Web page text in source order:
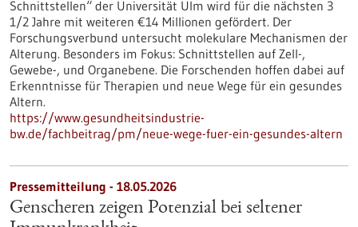
Schnittstellen“ der Universität Ulm wird für die nächsten 3
1/2 Jahre mit weiteren €14 Millionen gefördert. Der
Forschungsverbund untersucht molekulare Mechanismen der
Alterung. Besonders im Fokus: Schnittstellen auf Zell-,
Gewebe-​, und Organebene. Die Forschenden hoffen dabei auf
Erkenntnisse für Therapien und neue Wege für ein gesundes
Altern.
https://www.gesundheitsindustrie-
bw.de/fachbeitrag/pm/neue-wege-fuer-ein-gesundes-altern
Pressemitteilung - 18.05.2026
Genscheren zeigen Potenzial bei seltener